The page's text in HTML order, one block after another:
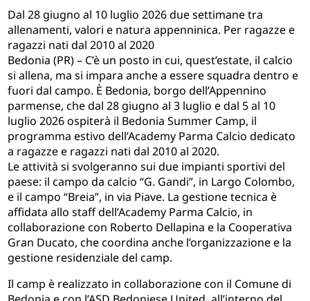
Dal 28 giugno al 10 luglio 2026 due settimane tra
allenamenti, valori e natura appenninica. Per ragazze e
ragazzi nati dal 2010 al 2020
Bedonia (PR) – C’è un posto in cui, quest’estate, il calcio
si allena, ma si impara anche a essere squadra dentro e
fuori dal campo. È Bedonia, borgo dell’Appennino
parmense, che dal 28 giugno al 3 luglio e dal 5 al 10
luglio 2026 ospiterà il Bedonia Summer Camp, il
programma estivo dell’Academy Parma Calcio dedicato
a ragazze e ragazzi nati dal 2010 al 2020.
Le attività si svolgeranno sui due impianti sportivi del
paese: il campo da calcio “G. Gandi”, in Largo Colombo,
e il campo “Breia”, in via Piave. La gestione tecnica è
affidata allo staff dell’Academy Parma Calcio, in
collaborazione con Roberto Dellapina e la Cooperativa
Gran Ducato, che coordina anche l’organizzazione e la
gestione residenziale del camp.
Il camp è realizzato in collaborazione con il Comune di